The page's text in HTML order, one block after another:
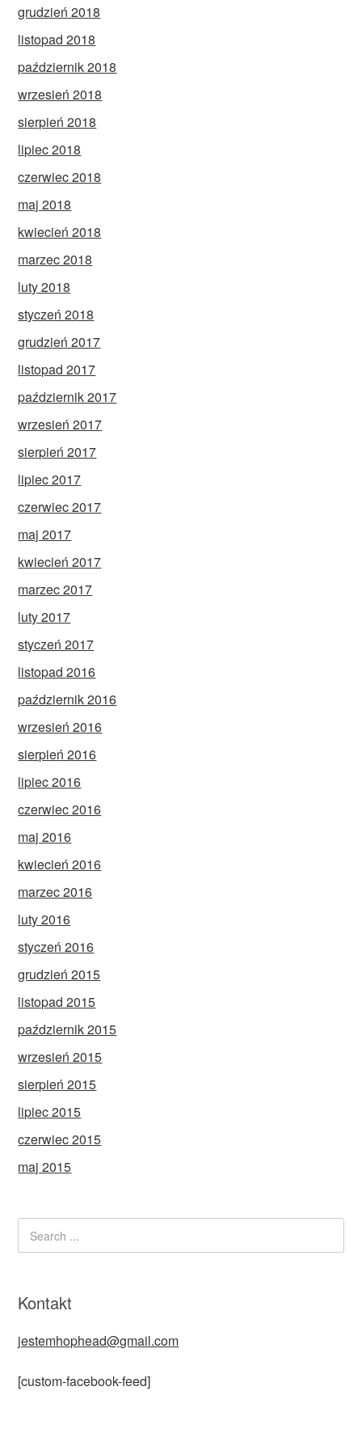
grudzień 2018
listopad 2018
październik 2018
wrzesień 2018
sierpień 2018
lipiec 2018
czerwiec 2018
maj 2018
kwiecień 2018
marzec 2018
luty 2018
styczeń 2018
grudzień 2017
listopad 2017
październik 2017
wrzesień 2017
sierpień 2017
lipiec 2017
czerwiec 2017
maj 2017
kwiecień 2017
marzec 2017
luty 2017
styczeń 2017
listopad 2016
październik 2016
wrzesień 2016
sierpień 2016
lipiec 2016
czerwiec 2016
maj 2016
kwiecień 2016
marzec 2016
luty 2016
styczeń 2016
grudzień 2015
listopad 2015
październik 2015
wrzesień 2015
sierpień 2015
lipiec 2015
czerwiec 2015
maj 2015
Kontakt
jestemhophead@gmail.com
[custom-facebook-feed]